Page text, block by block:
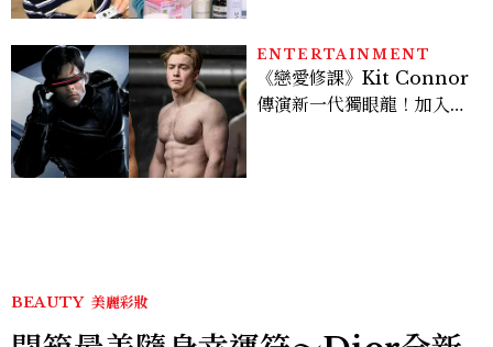
ENTERTAINMENT
《戀愛修課》Kit Connor
傳演新一代獨眼龍！加入新
BEAUTY 美麗彩妝